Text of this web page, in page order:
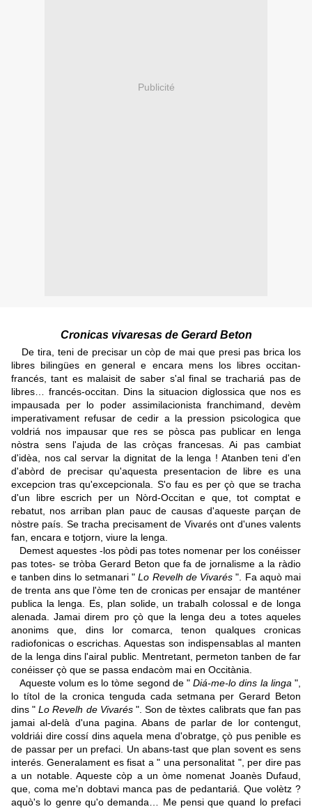
Publicité
Cronicas vivaresas de Gerard Beton
De tira, teni de precisar un còp de mai que presi pas brica los
libres bilingües en general e encara mens los libres occitan-
francés, tant es malaisit de saber s'al final se trachariá pas de
libres… francés-occitan. Dins la situacion diglossica que nos es
impausada per lo poder assimilacionista franchimand, devèm
imperativament refusar de cedir a la pression psicologica que
voldriá nos impausar que res se pòsca pas publicar en lenga
nòstra sens l'ajuda de las cròças francesas. Ai pas cambiat
d'idèa, nos cal servar la dignitat de la lenga ! Atanben teni d'en
d'abòrd de precisar qu'aquesta presentacion de libre es una
excepcion tras qu'excepcionala. S'o fau es per çò que se tracha
d'un libre escrich per un Nòrd-Occitan e que, tot comptat e
rebatut, nos arriban plan pauc de causas d'aqueste parçan de
nòstre país. Se tracha precisament de Vivarés ont d'unes valents
fan, encara e totjorn, viure la lenga.
Demest aquestes -los pòdi pas totes nomenar per los conéisser
pas totes- se tròba Gerard Beton que fa de jornalisme a la ràdio
e tanben dins lo setmanari "Lo Revelh de Vivarés ". Fa aquò mai
de trenta ans que l'òme ten de cronicas per ensajar de manténer
publica la lenga. Es, plan solide, un trabalh colossal e de longa
alenada. Jamai direm pro çò que la lenga deu a totes aqueles
anonims que, dins lor comarca, tenon qualques cronicas
radiofonicas o escrichas. Aquestas son indispensablas al manten
de la lenga dins l'airal public. Mentretant, permeton tanben de far
conéisser çò que se passa endacòm mai en Occitània.
Aqueste volum es lo tòme segond de "Diá-me-lo dins la linga ",
lo títol de la cronica tenguda cada setmana per Gerard Beton
dins "Lo Revelh de Vivarés". Son de tèxtes calibrats que fan pas
jamai al-delà d'una pagina. Abans de parlar de lor contengut,
voldriái dire cossí dins aquela mena d'obratge, çò pus penible es
de passar per un prefaci. Un abans-tast que plan sovent es sens
interés. Generalament es fisat a " una personalitat ", per dire pas
a un notable. Aqueste còp a un òme nomenat Joanès Dufaud,
que, coma me'n dobtavi manca pas de pedantariá. Que volètz ?
aquò's lo genre qu'o demanda… Me pensi que quand lo prefaci